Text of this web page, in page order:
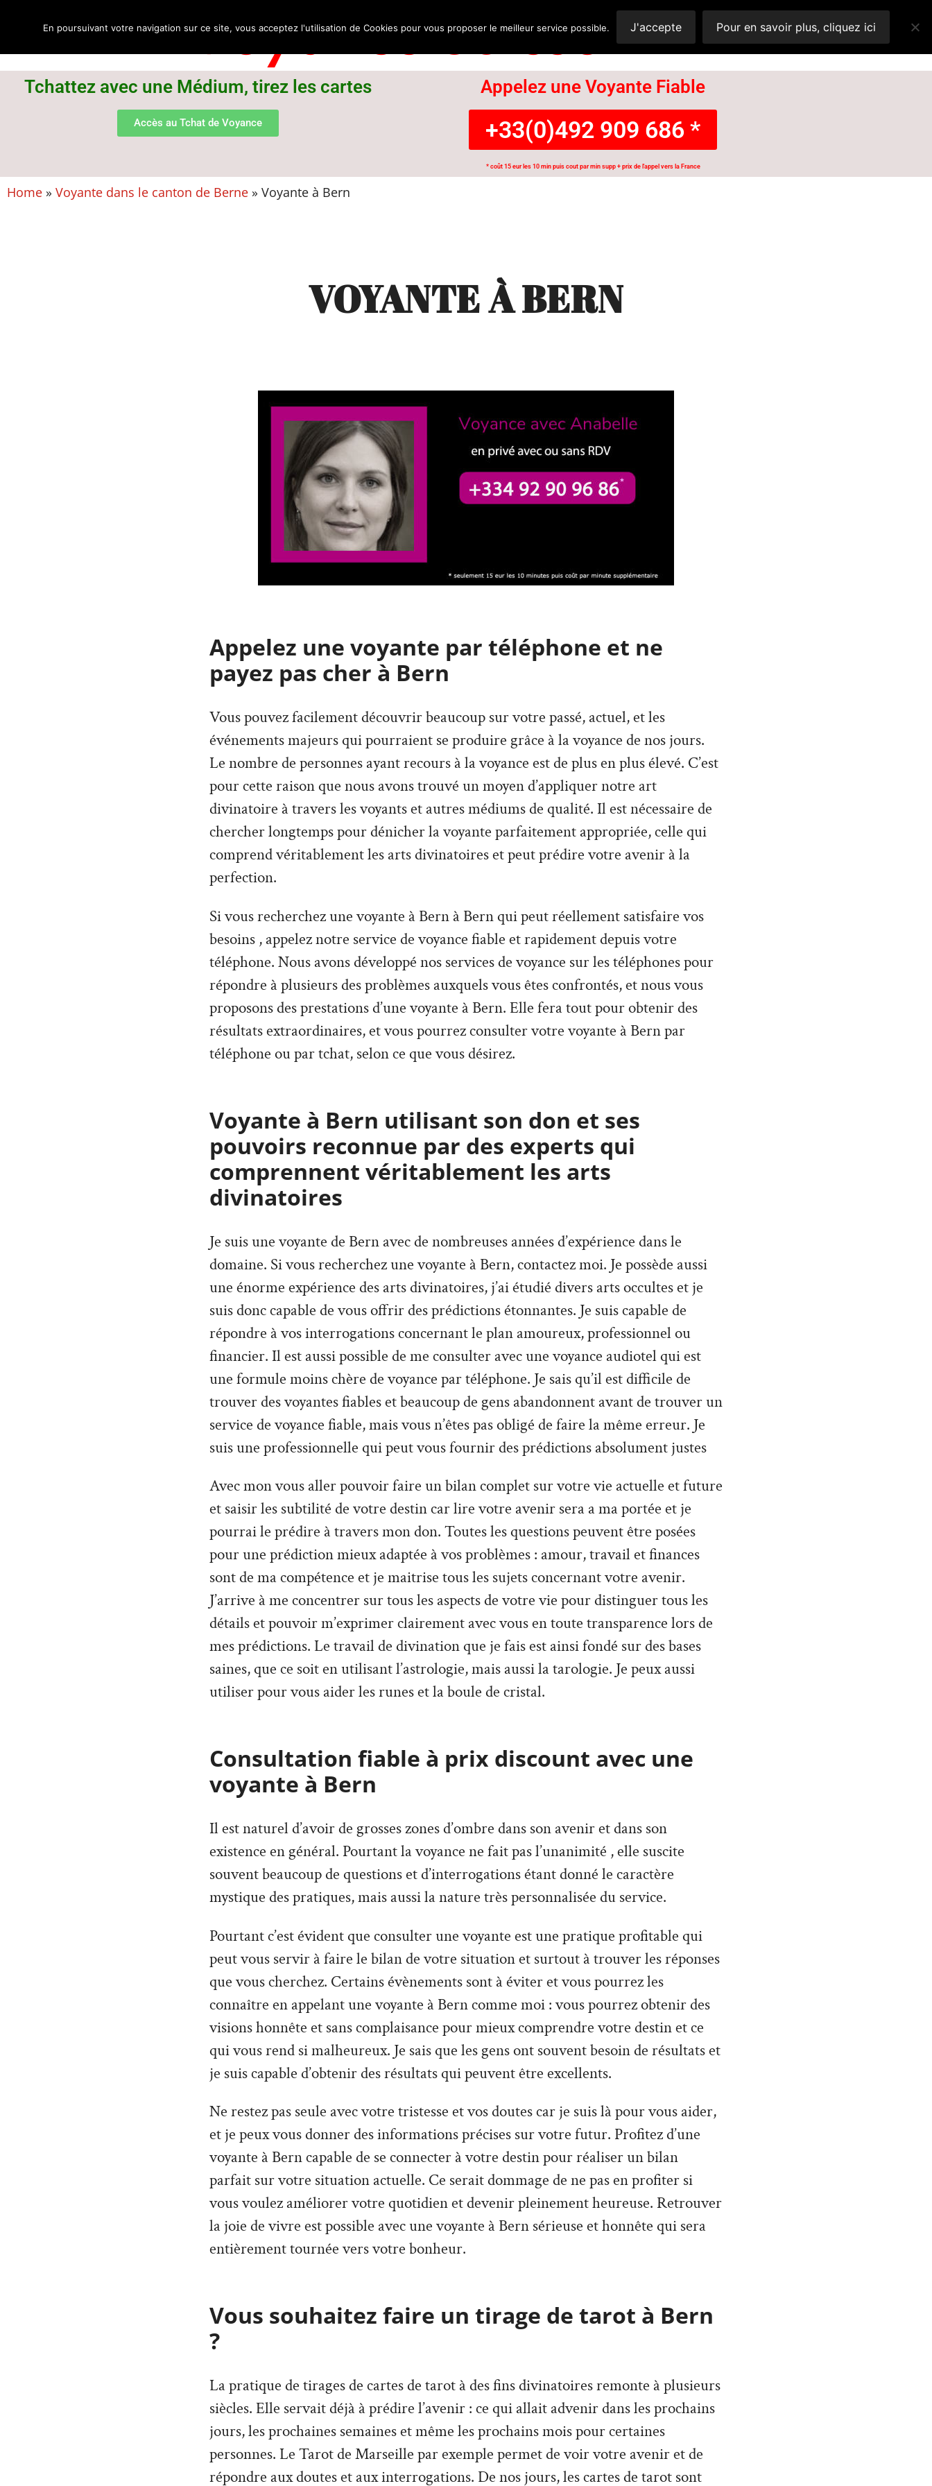
Voyance Suisse
Tchattez avec une Médium, tirez les cartes
Accès au Tchat de Voyance
Appelez une Voyante Fiable
+33(0)492 909 686 *
* coût 15 eur les 10 min puis cout par min supp + prix de l'appel vers la France
Home » Voyante dans le canton de Berne » Voyante à Bern
VOYANTE À BERN
Appelez une voyante par téléphone et ne
payez pas cher à Bern
Vous pouvez facilement découvrir beaucoup sur votre passé, actuel, et les
événements majeurs qui pourraient se produire grâce à la voyance de nos jours.
Le nombre de personnes ayant recours à la voyance est de plus en plus élevé. C’est
pour cette raison que nous avons trouvé un moyen d’appliquer notre art
divinatoire à travers les voyants et autres médiums de qualité. Il est nécessaire de
chercher longtemps pour dénicher la voyante parfaitement appropriée, celle qui
comprend véritablement les arts divinatoires et peut prédire votre avenir à la
perfection.
Si vous recherchez une voyante à Bern à Bern qui peut réellement satisfaire vos
besoins , appelez notre service de voyance fiable et rapidement depuis votre
téléphone. Nous avons développé nos services de voyance sur les téléphones pour
répondre à plusieurs des problèmes auxquels vous êtes confrontés, et nous vous
proposons des prestations d’une voyante à Bern. Elle fera tout pour obtenir des
résultats extraordinaires, et vous pourrez consulter votre voyante à Bern par
téléphone ou par tchat, selon ce que vous désirez.
Voyante à Bern utilisant son don et ses
pouvoirs reconnue par des experts qui
comprennent véritablement les arts
divinatoires
Je suis une voyante de Bern avec de nombreuses années d’expérience dans le
domaine. Si vous recherchez une voyante à Bern, contactez moi. Je possède aussi
une énorme expérience des arts divinatoires, j’ai étudié divers arts occultes et je
suis donc capable de vous offrir des prédictions étonnantes. Je suis capable de
répondre à vos interrogations concernant le plan amoureux, professionnel ou
financier. Il est aussi possible de me consulter avec une voyance audiotel qui est
une formule moins chère de voyance par téléphone. Je sais qu’il est difficile de
trouver des voyantes fiables et beaucoup de gens abandonnent avant de trouver un
service de voyance fiable, mais vous n’êtes pas obligé de faire la même erreur. Je
suis une professionnelle qui peut vous fournir des prédictions absolument justes
Avec mon vous aller pouvoir faire un bilan complet sur votre vie actuelle et future
et saisir les subtilité de votre destin car lire votre avenir sera a ma portée et je
pourrai le prédire à travers mon don. Toutes les questions peuvent être posées
pour une prédiction mieux adaptée à vos problèmes : amour, travail et finances
sont de ma compétence et je maitrise tous les sujets concernant votre avenir.
J’arrive à me concentrer sur tous les aspects de votre vie pour distinguer tous les
détails et pouvoir m’exprimer clairement avec vous en toute transparence lors de
mes prédictions. Le travail de divination que je fais est ainsi fondé sur des bases
saines, que ce soit en utilisant l’astrologie, mais aussi la tarologie. Je peux aussi
utiliser pour vous aider les runes et la boule de cristal.
Consultation fiable à prix discount avec une
voyante à Bern
Il est naturel d’avoir de grosses zones d’ombre dans son avenir et dans son
existence en général. Pourtant la voyance ne fait pas l’unanimité , elle suscite
souvent beaucoup de questions et d’interrogations étant donné le caractère
mystique des pratiques, mais aussi la nature très personnalisée du service.
Pourtant c’est évident que consulter une voyante est une pratique profitable qui
peut vous servir à faire le bilan de votre situation et surtout à trouver les réponses
que vous cherchez. Certains évènements sont à éviter et vous pourrez les
connaître en appelant une voyante à Bern comme moi : vous pourrez obtenir des
visions honnête et sans complaisance pour mieux comprendre votre destin et ce
qui vous rend si malheureux. Je sais que les gens ont souvent besoin de résultats et
je suis capable d’obtenir des résultats qui peuvent être excellents.
Ne restez pas seule avec votre tristesse et vos doutes car je suis là pour vous aider,
et je peux vous donner des informations précises sur votre futur. Profitez d’une
voyante à Bern capable de se connecter à votre destin pour réaliser un bilan
parfait sur votre situation actuelle. Ce serait dommage de ne pas en profiter si
vous voulez améliorer votre quotidien et devenir pleinement heureuse. Retrouver
la joie de vivre est possible avec une voyante à Bern sérieuse et honnête qui sera
entièrement tournée vers votre bonheur.
Vous souhaitez faire un tirage de tarot à Bern
?
La pratique de tirages de cartes de tarot à des fins divinatoires remonte à plusieurs
siècles. Elle servait déjà à prédire l’avenir : ce qui allait advenir dans les prochains
jours, les prochaines semaines et même les prochains mois pour certaines
personnes. Le Tarot de Marseille par exemple permet de voir votre avenir et de
répondre aux doutes et aux interrogations. De nos jours, les cartes de tarot sont
En poursuivant votre navigation sur ce site, vous acceptez l'utilisation de Cookies pour vous proposer le meilleur service possible. J'accepte Pour en savoir plus, cliquez ici